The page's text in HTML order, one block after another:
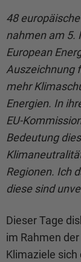
48
nahmen am 5.
European
Auszeichnung
mehr
Energien. In
EU-
Bedeutung
Regionen. Ich
diese sind
Dieser Tage
im Rahmen
Klimaziele